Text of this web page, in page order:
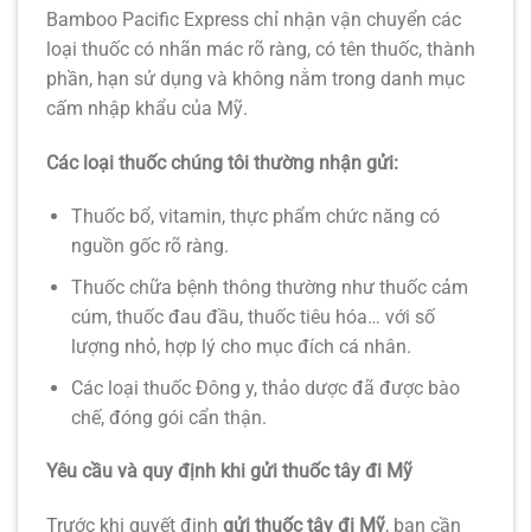
Bamboo Pacific Express chỉ nhận vận chuyển các
loại thuốc có nhãn mác rõ ràng, có tên thuốc, thành
phần, hạn sử dụng và không nằm trong danh mục
cấm nhập khẩu của Mỹ.
Các loại thuốc chúng tôi thường nhận gửi:
Thuốc bổ, vitamin, thực phẩm chức năng có
nguồn gốc rõ ràng.
Thuốc chữa bệnh thông thường như thuốc cảm
cúm, thuốc đau đầu, thuốc tiêu hóa… với số
lượng nhỏ, hợp lý cho mục đích cá nhân.
Các loại thuốc Đông y, thảo dược đã được bào
chế, đóng gói cẩn thận.
Yêu cầu và quy định khi gửi thuốc tây đi Mỹ
Trước khi quyết định gửi thuốc tây đi Mỹ, bạn cần